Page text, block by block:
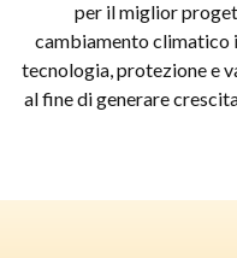
per il miglior
cambiamento climatico
tecnologia, protezione e
al fine di generare